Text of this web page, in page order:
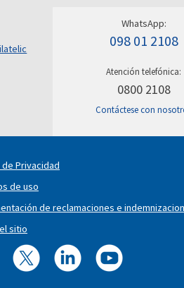
WhatsApp:
098 01 2108
Atención telefónica:
0800 2108
Contáctese con
Privacidad
de uso
de reclamaciones e
sitio